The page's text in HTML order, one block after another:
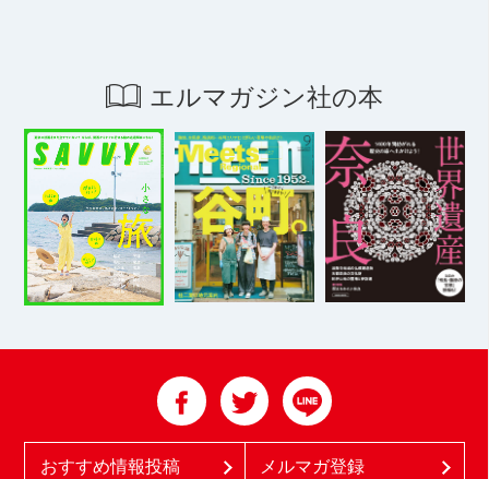
エルマガジン社の本
おすすめ情報投稿 メルマガ登録